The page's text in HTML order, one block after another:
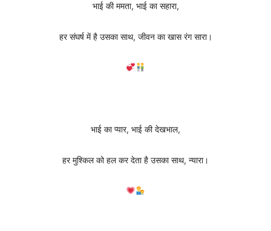
भाई की ममता, भाई का सहारा,
हर संघर्ष में है उसका साथ, जीवन का खास रंग सारा।
भाई का प्यार, भाई की देखभाल,
हर मुश्किल को हल कर देता है उसका साथ, न्यारा।